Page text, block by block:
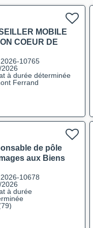
MOBILE
COEUR DE
10765
à durée déterminée
Ferrand
de pôle
aux Biens
10678
à durée